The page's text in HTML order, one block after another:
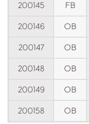
200145 FB
200146 OB
200147 OB
200148 OB
200149 OB
200158 OB